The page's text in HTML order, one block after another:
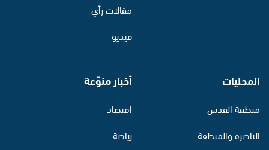
مقالات رأي
فيديو
المحليات
منطقة القدس
الناصرة والمنطقة
أخبار منوّعة
اقتصاد
رياضة